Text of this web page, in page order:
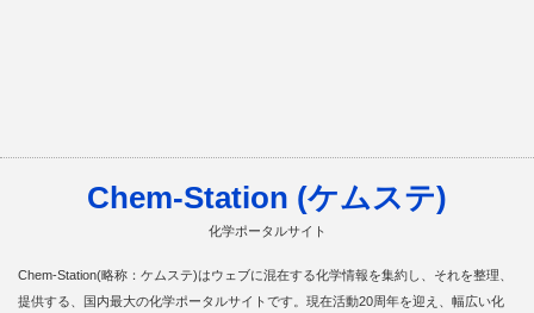
Chem-Station (ケムステ)
化学ポータルサイト
Chem-Station(略称：ケムステ)はウェブに混在する化学情報を集約し、それを整理、
提供する、国内最大の化学ポータルサイトです。現在活動20周年を迎え、幅広い化